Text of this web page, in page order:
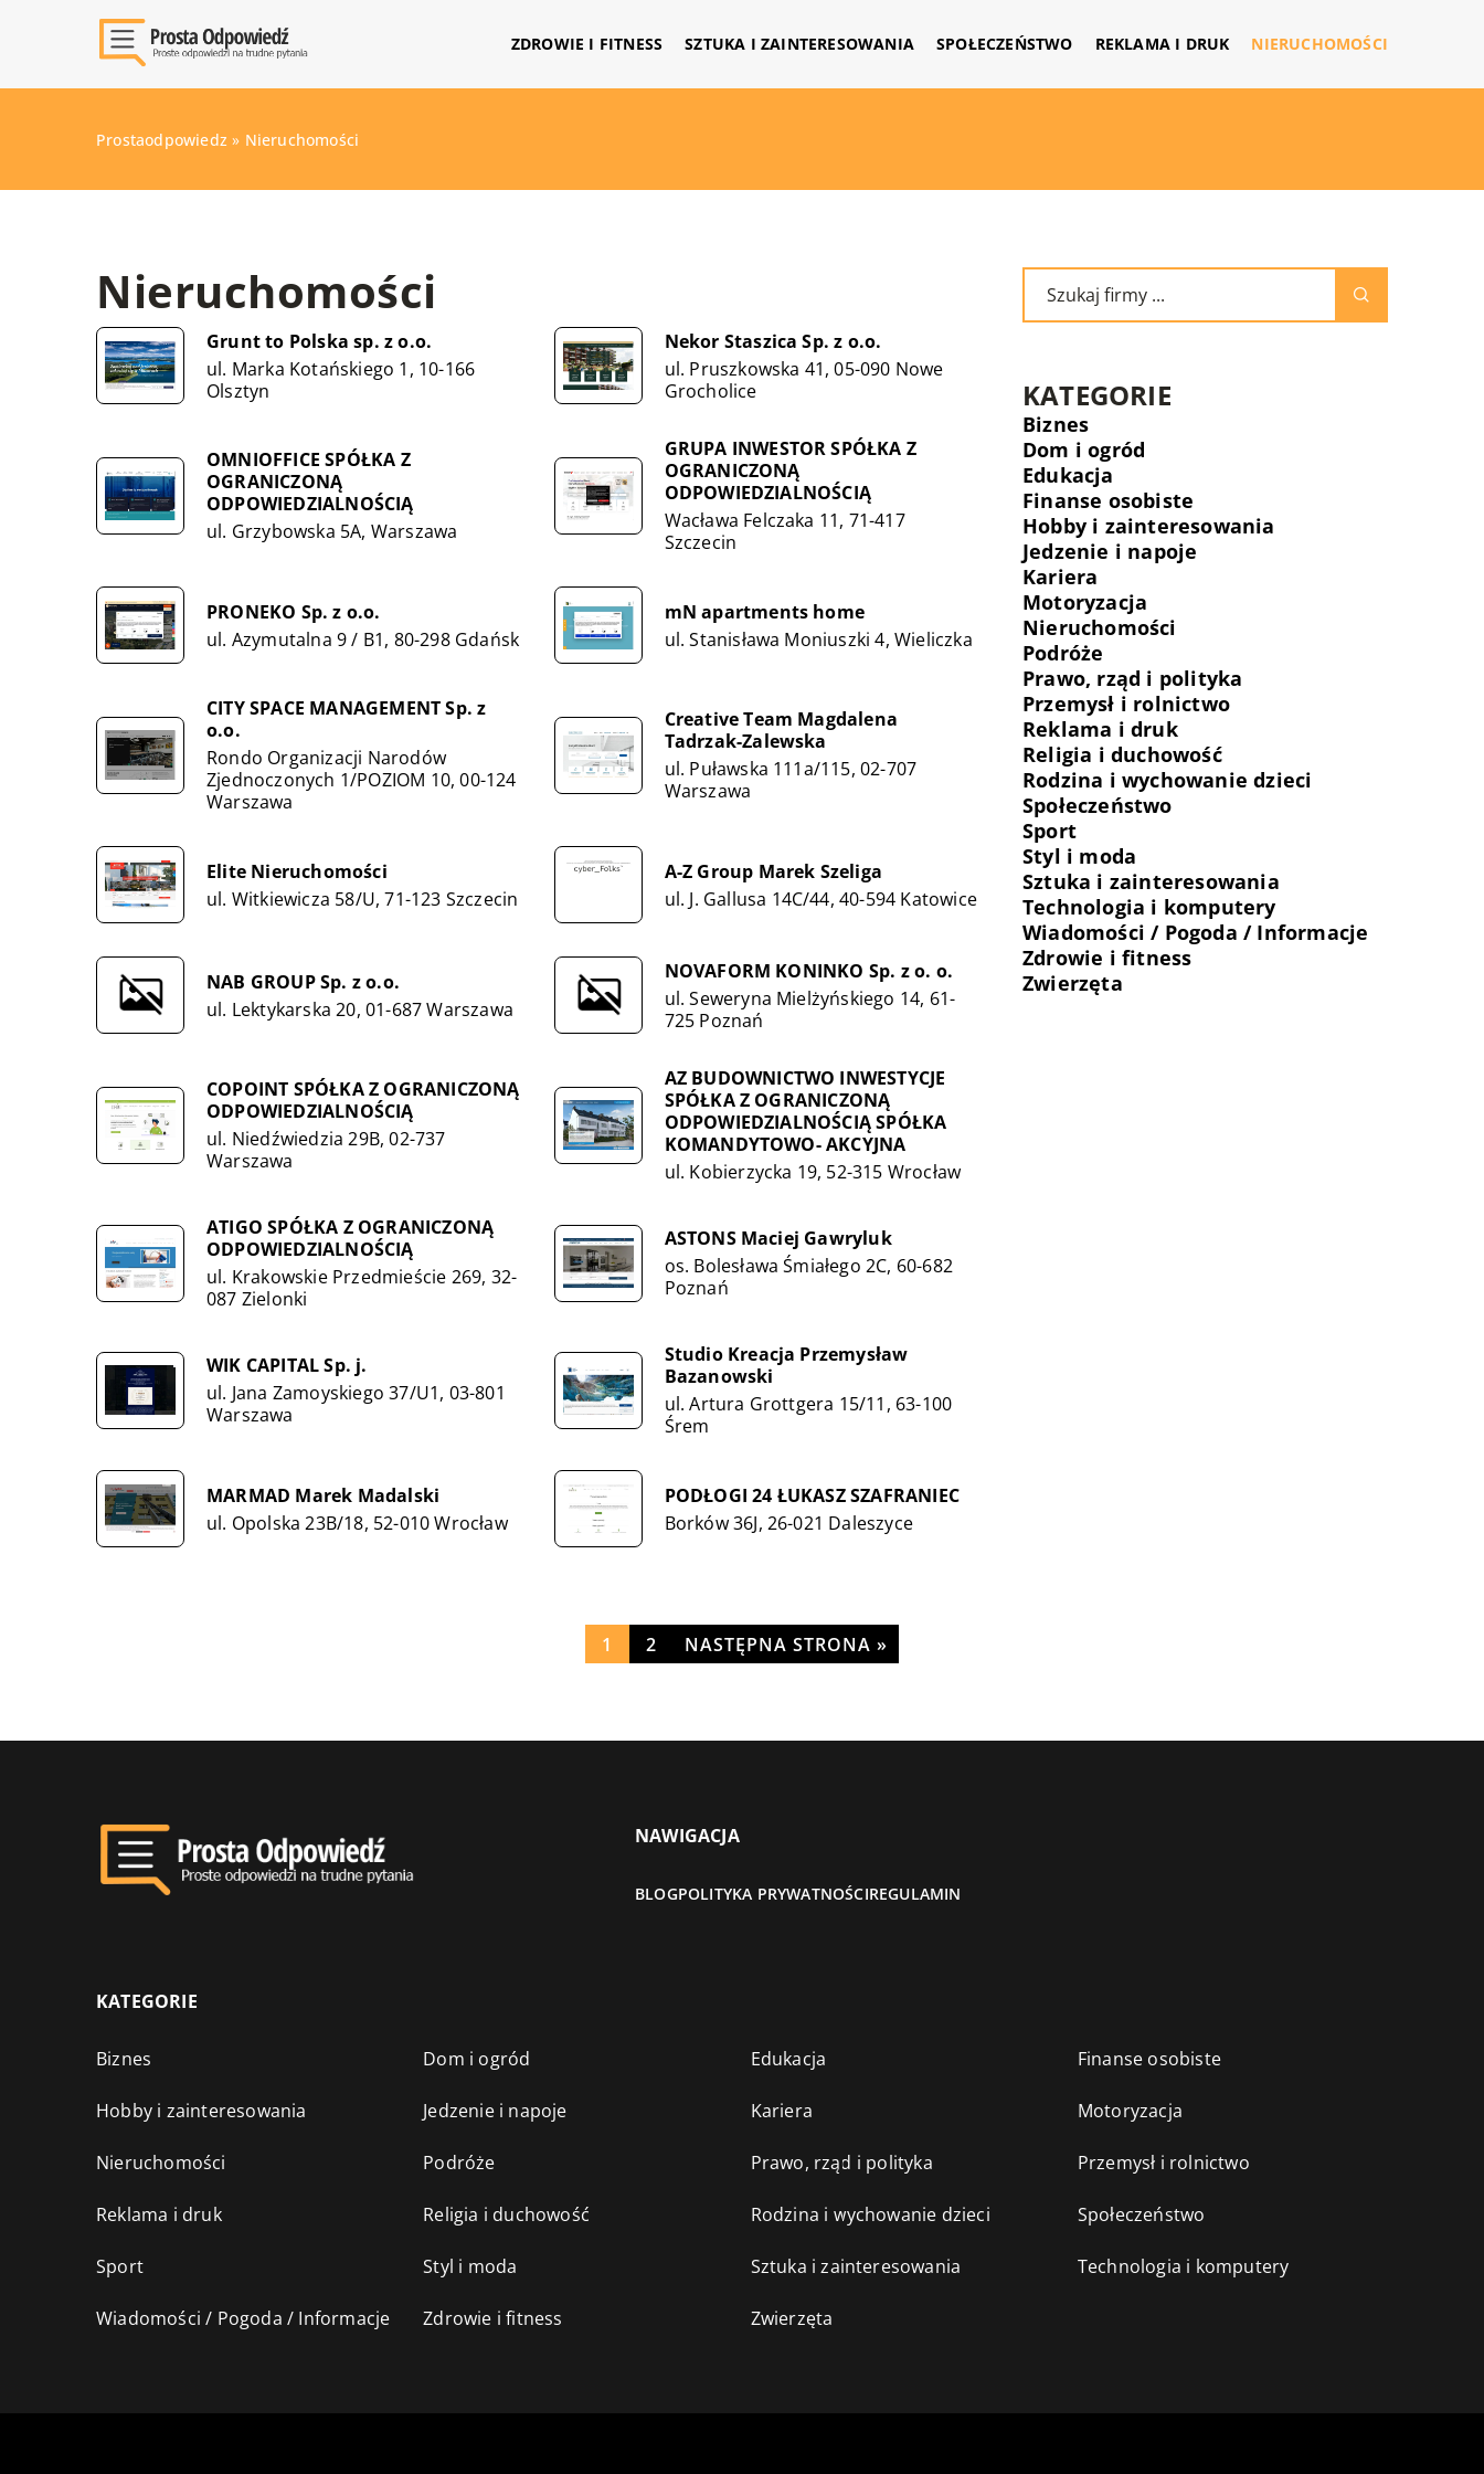
ZDROWIE I FITNESS SZTUKA I ZAINTERESOWANIA SPOŁECZEŃSTWO REKLAMA I DRUK NIERUCHOMOŚCI
Prostaodpowiedz » Nieruchomości
Nieruchomości
Grunt to Polska sp. z o.o.
ul. Marka Kotańskiego 1, 10-166
Olsztyn
Nekor Staszica Sp. z o.o.
ul. Pruszkowska 41, 05-090 Nowe
Grocholice
OMNIOFFICE SPÓŁKA Z
OGRANICZONĄ
ODPOWIEDZIALNOŚCIĄ
ul. Grzybowska 5A, Warszawa
GRUPA INWESTOR SPÓŁKA Z
OGRANICZONĄ
ODPOWIEDZIALNOŚCIĄ
Wacława Felczaka 11, 71-417
Szczecin
PRONEKO Sp. z o.o.
ul. Azymutalna 9 / B1, 80-298 Gdańsk
mN apartments home
ul. Stanisława Moniuszki 4, Wieliczka
CITY SPACE MANAGEMENT Sp. z
o.o.
Rondo Organizacji Narodów
Zjednoczonych 1/POZIOM 10, 00-124
Warszawa
Creative Team Magdalena
Tadrzak-Zalewska
ul. Puławska 111a/115, 02-707
Warszawa
Elite Nieruchomości
ul. Witkiewicza 58/U, 71-123 Szczecin
A-Z Group Marek Szeliga
ul. J. Gallusa 14C/44, 40-594 Katowice
NAB GROUP Sp. z o.o.
ul. Lektykarska 20, 01-687 Warszawa
NOVAFORM KONINKO Sp. z o. o.
ul. Seweryna Mielżyńskiego 14, 61-
725 Poznań
COPOINT SPÓŁKA Z OGRANICZONĄ
ODPOWIEDZIALNOŚCIĄ
ul. Niedźwiedzia 29B, 02-737
Warszawa
AZ BUDOWNICTWO INWESTYCJE
SPÓŁKA Z OGRANICZONĄ
ODPOWIEDZIALNOŚCIĄ SPÓŁKA
KOMANDYTOWO- AKCYJNA
ul. Kobierzycka 19, 52-315 Wrocław
ATIGO SPÓŁKA Z OGRANICZONĄ
ODPOWIEDZIALNOŚCIĄ
ul. Krakowskie Przedmieście 269, 32-
087 Zielonki
ASTONS Maciej Gawryluk
os. Bolesława Śmiałego 2C, 60-682
Poznań
WIK CAPITAL Sp. j.
ul. Jana Zamoyskiego 37/U1, 03-801
Warszawa
Studio Kreacja Przemysław
Bazanowski
ul. Artura Grottgera 15/11, 63-100
Śrem
MARMAD Marek Madalski
ul. Opolska 23B/18, 52-010 Wrocław
PODŁOGI 24 ŁUKASZ SZAFRANIEC
Borków 36J, 26-021 Daleszyce
KATEGORIE
Biznes
Dom i ogród
Edukacja
Finanse osobiste
Hobby i zainteresowania
Jedzenie i napoje
Kariera
Motoryzacja
Nieruchomości
Podróże
Prawo, rząd i polityka
Przemysł i rolnictwo
Reklama i druk
Religia i duchowość
Rodzina i wychowanie dzieci
Społeczeństwo
Sport
Styl i moda
Sztuka i zainteresowania
Technologia i komputery
Wiadomości / Pogoda / Informacje
Zdrowie i fitness
Zwierzęta
1 2 NASTĘPNA STRONA »
NAWIGACJA
BLOGPOLITYKA PRYWATNOŚCIREGULAMIN
KATEGORIE
Biznes Dom i ogród Edukacja Finanse osobiste
Hobby i zainteresowania Jedzenie i napoje Kariera Motoryzacja
Nieruchomości Podróże Prawo, rząd i polityka Przemysł i rolnictwo
Reklama i druk Religia i duchowość Rodzina i wychowanie dzieci Społeczeństwo
Sport Styl i moda Sztuka i zainteresowania Technologia i komputery
Wiadomości / Pogoda / Informacje Zdrowie i fitness Zwierzęta